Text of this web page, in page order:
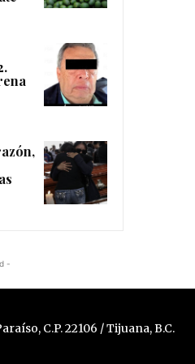
-
C.P. 22106 / Tijuana, B.C.